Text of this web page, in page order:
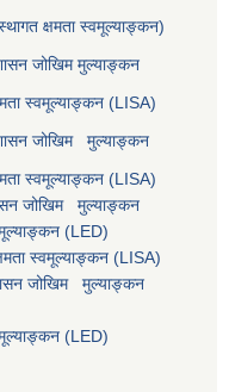
क्षमता स्वमूल्याङ्कन)
जोखिम मुल्याङ्कन
स्वमूल्याङ्कन (LISA)
जोखिम मुल्याङ्कन
स्वमूल्याङ्कन (LISA)
जोखिम मुल्याङ्कन
(LED)
स्वमूल्याङ्कन (LISA)
जोखिम मुल्याङ्कन
(LED)